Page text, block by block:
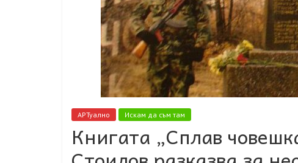
АРТуално Искам да съм там
Книгата „Сплав